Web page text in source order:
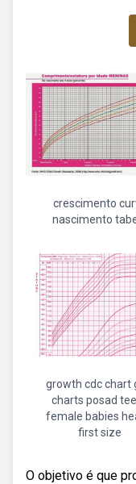
crescimento
nascimento
growth cdc chart
charts posad
female babies
first size
O objetivo é que